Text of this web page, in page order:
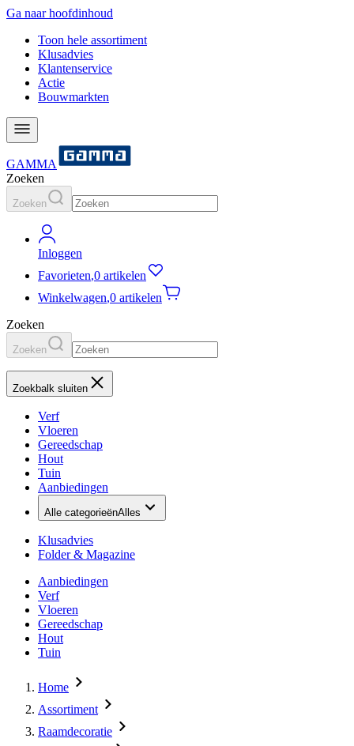
Ga naar hoofdinhoud
Toon hele assortiment
Klusadvies
Klantenservice
Actie
Bouwmarkten
GAMMA
Zoeken
Zoeken
Inloggen
Favorieten,0 artikelen
Winkelwagen,0 artikelen
Zoeken
Zoeken
Zoekbalk sluiten
Verf
Vloeren
Gereedschap
Hout
Tuin
Aanbiedingen
Alle categorieënAlles
Klusadvies
Folder & Magazine
Aanbiedingen
Verf
Vloeren
Gereedschap
Hout
Tuin
Home
Assortiment
Raamdecoratie